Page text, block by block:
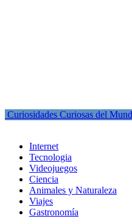
Curiosidades Curiosas del
Internet
Tecnologia
Videojuegos
Ciencia
Animales y Naturaleza
Viajes
Gastronomía